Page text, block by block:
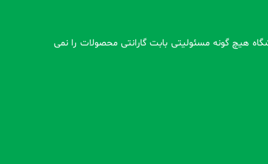
هیچ گونه مسئولیتی بابت گارانتی محصولات را نمی